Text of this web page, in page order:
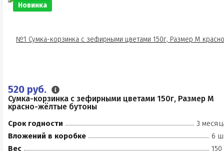
Новинка
520 руб.
Сумка-корзинка с зефирными цветами 150г, Размер М
красно-жёлтые бутоны
Срок годности
3
Вложений в коробке
6
Вес
150